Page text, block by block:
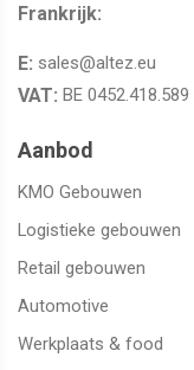
Frankrijk:
E: sales@altez.eu
VAT: BE 0452.418.589
Aanbod
KMO Gebouwen
Logistieke gebouwen
Retail gebouwen
Automotive
Werkplaats & food